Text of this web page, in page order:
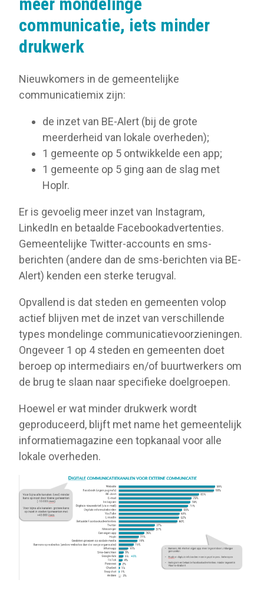
communicatie, iets minder
drukwerk
Nieuwkomers in de gemeentelijke
communicatiemix zijn:
de inzet van BE-Alert (bij de grote
meerderheid van lokale overheden);
1 gemeente op 5 ontwikkelde een app;
1 gemeente op 5 ging aan de slag met
Hoplr.
Er is gevoelig meer inzet van Instagram,
LinkedIn en betaalde Facebookadvertenties.
Gemeentelijke Twitter-accounts en sms-
berichten (andere dan de sms-berichten via BE-
Alert) kenden een sterke terugval.
Opvallend is dat steden en gemeenten volop
actief blijven met de inzet van verschillende
types mondelinge communicatievoorzieningen.
Ongeveer 1 op 4 steden en gemeenten doet
beroep op intermediairs en/of buurtwerkers om
de brug te slaan naar specifieke doelgroepen.
Hoewel er wat minder drukwerk wordt
geproduceerd, blijft met name het gemeentelijk
informatiemagazine een topkanaal voor alle
lokale overheden.